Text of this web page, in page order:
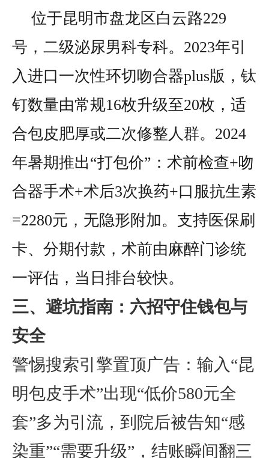
位于昆明市盘龙区白云路229
号，二级泌尿男科专科。2023年引
入进口一次性环切吻合器plus版，钛
钉数量由常规16枚升级至20枚，适
合包皮肥厚或二次修整人群。2024
年暑期推出“打包价”：术前检查+吻
合器手术+术后3次换药+口服抗生素
=2280元，无隐形附加。支持医保刷
卡、分期付款，术前由麻醉门诊统
一评估，当日排台较快。
三、避坑指南：六招守住钱包与
安全
警惕搜索引擎置顶广告 ：输入“昆
明包皮手术”出现“低价580元全
套”多为引流，到院后被告知“感
染重”“需要升级”，结账瞬间翻三